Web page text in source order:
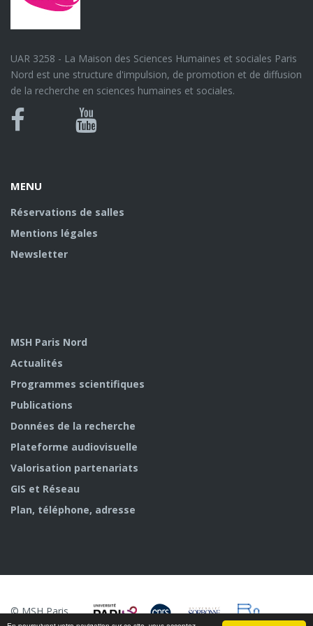
UAR 3258 - La Maison des Sciences Humaines et sociales Paris
Nord est une structure d'impulsion, de promotion et de diffusion
de la recherche en sciences humaines et sociales.
Bluesky
Canal
MENU
Réservations de salles
Mentions légales
Newsletter
MSH Paris Nord
Actualités
Programmes scientifiques
Publications
Données de la recherche
Plateforme audiovisuelle
Valorisation partenariats
GIS et Réseau
Plan, téléphone, adresse
© MSH Paris